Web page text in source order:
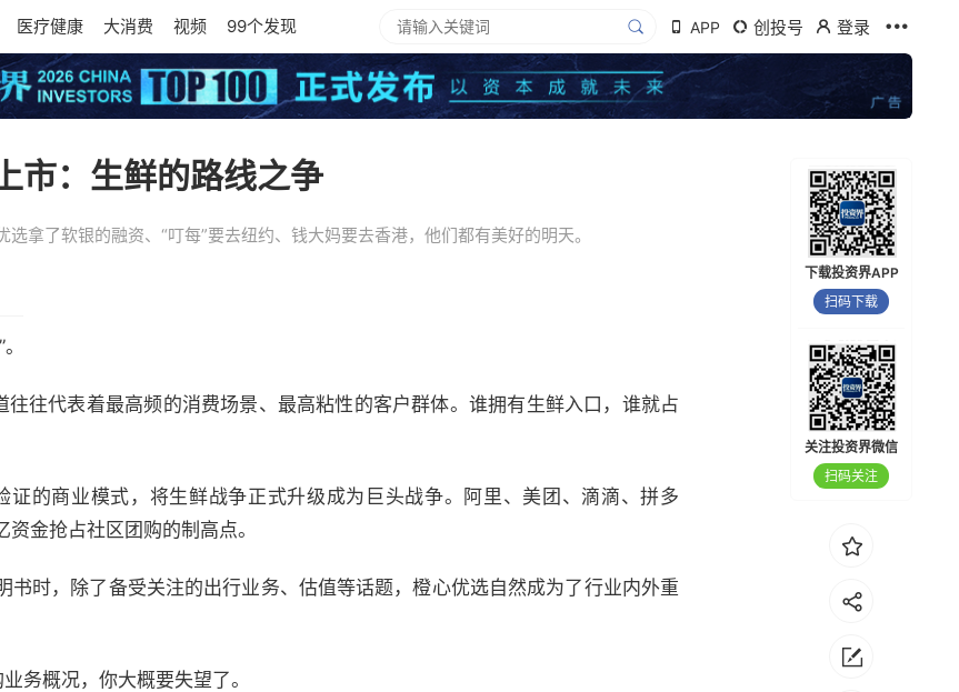
医疗健康 大消费 视频 99个发现 APP 创投号 登录
市：生鲜的路线之争
拿了软银的融资、“叮每”要去纽约、钱大妈要去香港，他们都有美好的明天。
往往代表着最高频的消费场景、最高粘性的客户群体。谁拥有生鲜入口，谁就占
的商业模式，将生鲜战争正式升级成为巨头战争。阿里、美团、滴滴、拼多
金抢占社区团购的制高点。
书时，除了备受关注的出行业务、估值等话题，橙心优选自然成为了行业内外重
务概况，你大概要失望了。
下载投资界APP
扫码下载
关注投资界微信
扫码关注